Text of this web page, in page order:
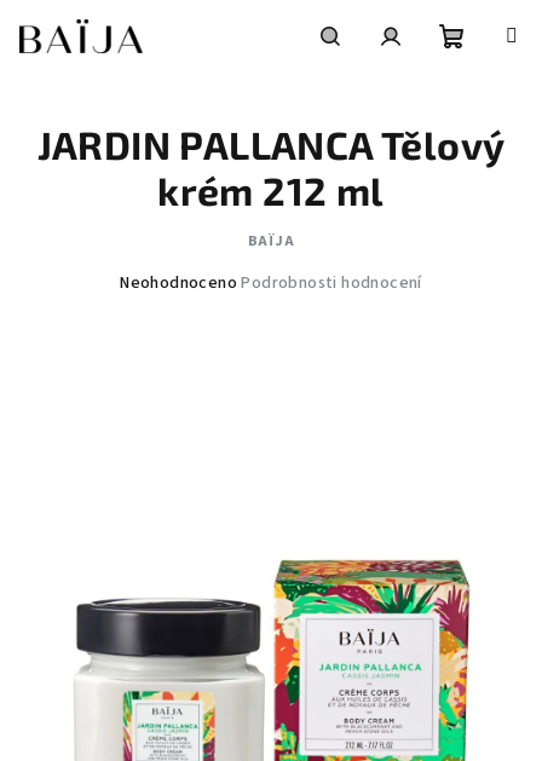
obsah
košík
JARDIN PALLANCA Tělový
krém 212 ml
BAÏJA
Průměrné
Neohodnoceno Podrobnosti hodnocení